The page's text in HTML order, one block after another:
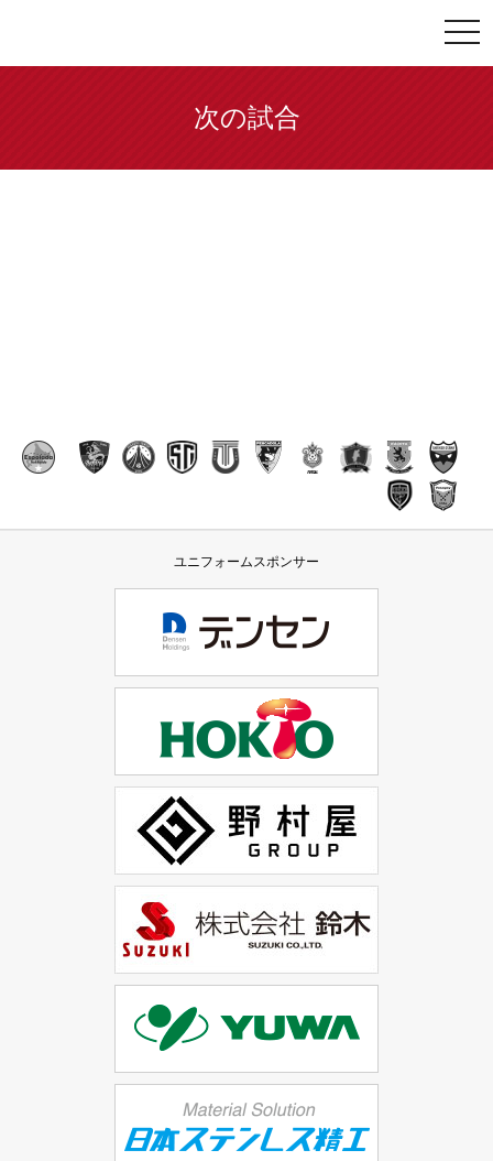
次の試合
ユニフォームスポンサー